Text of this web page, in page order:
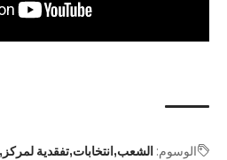
الوسوم: الشعب انتخابات تفقدية لمركز